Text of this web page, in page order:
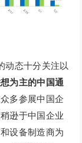
动态十分关注以
为主的中国通
多参展中国企
逊于中国企业
设备制造商为